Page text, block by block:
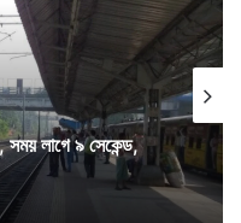
যে বাম-কংগ্রেস জোট গত
সময় লাগে ৯ সেকেন্ড,